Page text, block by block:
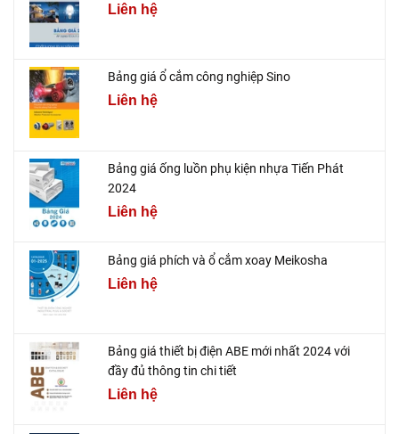
Liên hệ
Bảng giá ổ cắm công nghiệp Sino
Liên hệ
Bảng giá ống luồn phụ kiện nhựa Tiến Phát
2024
Liên hệ
Bảng giá phích và ổ cắm xoay Meikosha
Liên hệ
Bảng giá thiết bị điện ABE mới nhất 2024 với
đầy đủ thông tin chi tiết
Liên hệ